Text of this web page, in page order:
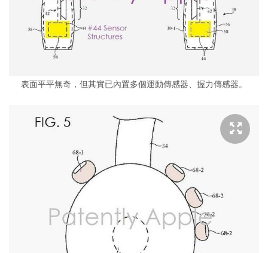
表面平平無奇，但其實已內置多個運動傳感器、握力傳感器。